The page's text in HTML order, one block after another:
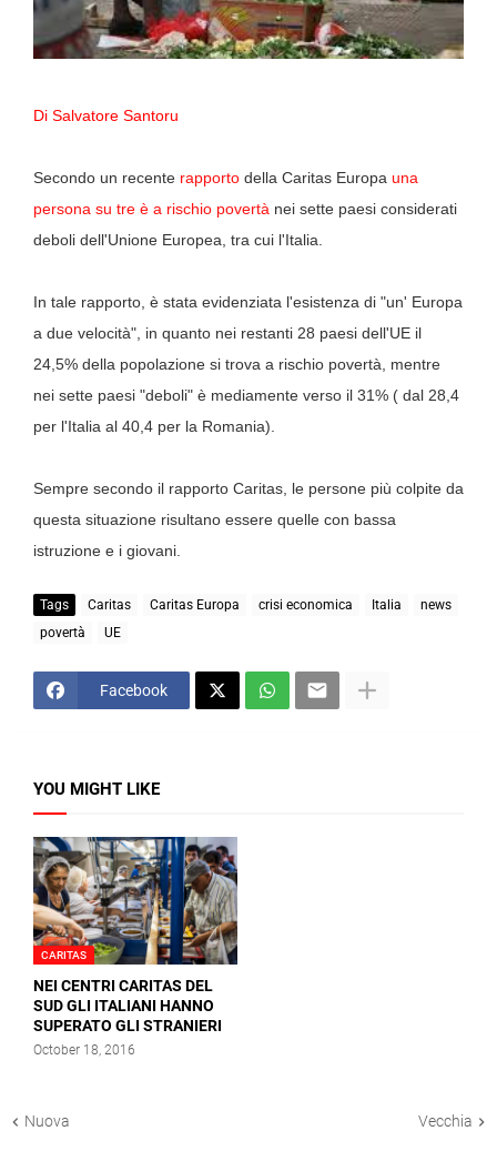
Di Salvatore Santoru
Secondo un recente rapporto della Caritas Europa una
persona su tre è a rischio povertà nei sette paesi considerati
deboli dell'Unione Europea, tra cui l'Italia.
In tale rapporto, è stata evidenziata l'esistenza di "un' Europa
a due velocità", in quanto nei restanti 28 paesi dell'UE il
24,5% della popolazione si trova a rischio povertà, mentre
nei sette paesi "deboli" è mediamente verso il 31% ( dal 28,4
per l'Italia al 40,4 per la Romania).
Sempre secondo il rapporto Caritas, le persone più colpite da
questa situazione risultano essere quelle con bassa
istruzione e i giovani.
Tags Caritas Caritas Europa crisi economica Italia
news
povertà
UE
Facebook
YOU MIGHT LIKE
CARITAS
NEI CENTRI CARITAS DEL
SUD GLI ITALIANI HANNO
SUPERATO GLI STRANIERI
October 18, 2016
Nuova Vecchia